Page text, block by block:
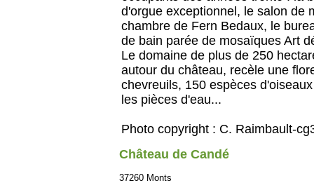
d'orgue exceptionnel, le salon de
chambre de Fern Bedaux, le
de bain parée de mosaïques Art
Le domaine de plus de 250
autour du château, recèle une
chevreuils, 150 espèces
les pièces d'eau...
Photo copyright : C. Raimbault-
Château de Candé
37260 Monts